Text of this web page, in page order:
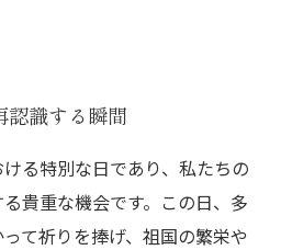
認識する瞬間
る特別な日であり、私たちの
貴重な機会です。この日、多
て祈りを捧げ、祖国の繁栄や